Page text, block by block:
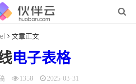
文章正文
电子表格
1358 2025-03-31